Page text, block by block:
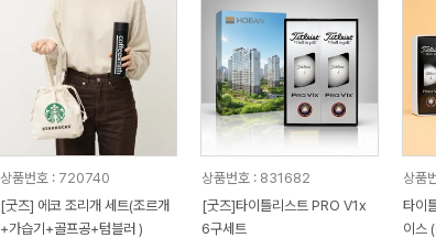
상품번호 : 720740
[굿즈] 에코 조리개 세트(조르개
+가습기+골프공+텀블러 )
상품번호 : 831682
[굿즈]타이틀리스트 PRO V1x
6구세트
상품
타이
이스